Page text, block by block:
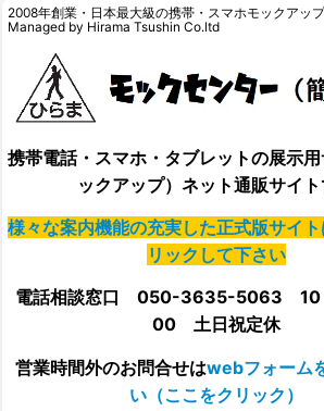
2008年創業・日本最大級の携帯・スマホモックアッ
Managed by Hirama Tsushin Co.ltd
携帯電話・スマホ・タブレットの展示
ックアップ）ネット通販サイ
様々な案内機能の充実した正式版サイ
リックして下さい
電話相談窓口 050-3635-5063 10
00 土日祝定休
営業時間外のお問合せはwebフォーム
い（ここをクリック）